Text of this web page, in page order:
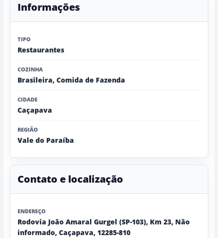
Informações
TIPO
Restaurantes
COZINHA
Brasileira, Comida de Fazenda
CIDADE
Caçapava
REGIÃO
Vale do Paraíba
Contato e localização
ENDEREÇO
Rodovia João Amaral Gurgel (SP-103), Km 23, Não
informado, Caçapava, 12285-810